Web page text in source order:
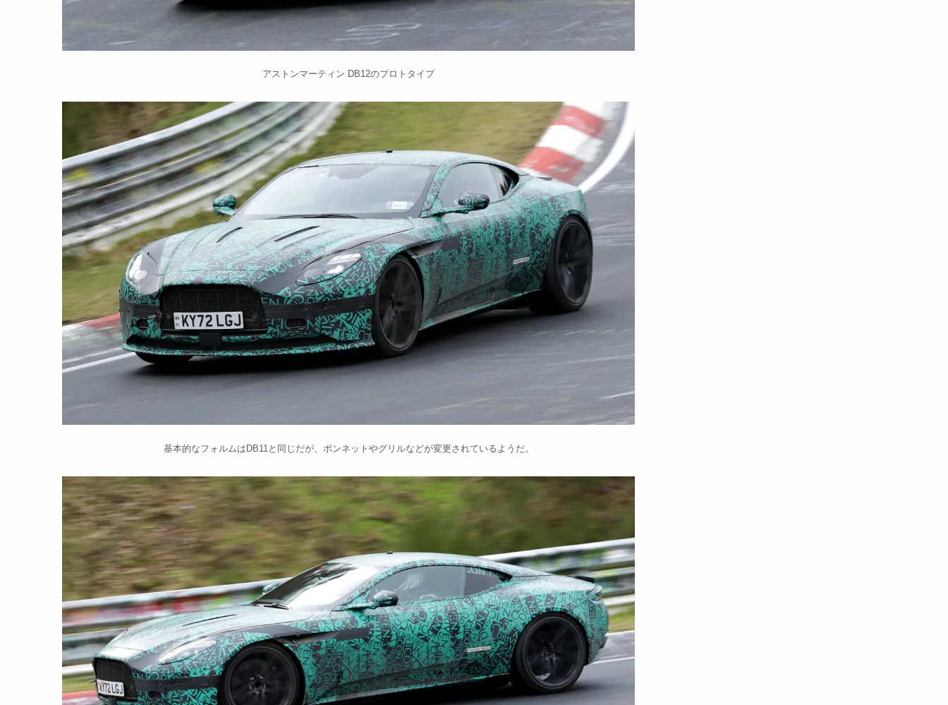
アストンマーティン DB12のプロトタイプ
基本的なフォルムはDB11と同じだが、ボンネットやグリルなどが変更されているようだ。